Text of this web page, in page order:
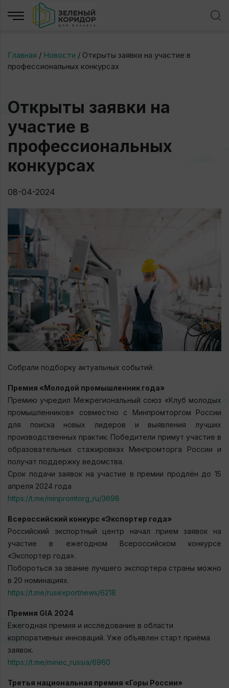
Главная / Новости / Открыты заявки на участие в
профессиональных конкурсах
Открыты заявки на
участие в
профессиональных
конкурсах
08-04-2024
Собрали подборку актуальных событий:
Премия «Молодой промышленник года»
Премию учредил Межрегиональный союз «Клуб молодых
промышленников» совместно с Минпромторгом России
для поиска новых лидеров и выявления лучших
производственных практик. Победители примут участие в
образовательных стажировках Минпромторга России и
получат поддержку ведомства.
Срок подачи заявок на участие в премии продлён до 15
апреля 2024 года
https://t.me/minpromtorg_ru/3698
Всероссийский конкурс «Экспортер года»
Российский экспортный центр начал прием заявок на
участие в ежегодном Всероссийском конкурсе
«Экспортер года».
Побороться за звание лучшего экспортера страны можно
в 20 номинациях.
https://t.me/rusexportnews/6218
Премия GIA 2024
Ежегодная премия и исследование в области
корпоративных инноваций. Уже объявлен старт приёма
заявок.
https://t.me/minec_russia/6960
Третья национальная премия «Горы России»